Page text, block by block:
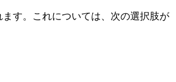
す。これについては、次の選択肢が